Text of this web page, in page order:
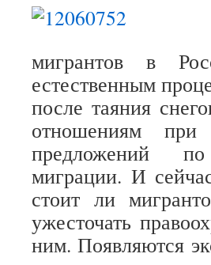
мигрантов в
естественным
после таяния
отношениям при
предложений по
миграции. И
стоит ли
ужесточать
ним. Появляются